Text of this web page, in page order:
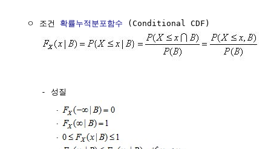
  ㅇ 조건
확률누적분포함수 (Conditional CDF)
     - 성질